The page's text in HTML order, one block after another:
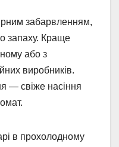
забарвленням,
запаху. Краще
або з
виробників.
— свіже насіння
в прохолодному